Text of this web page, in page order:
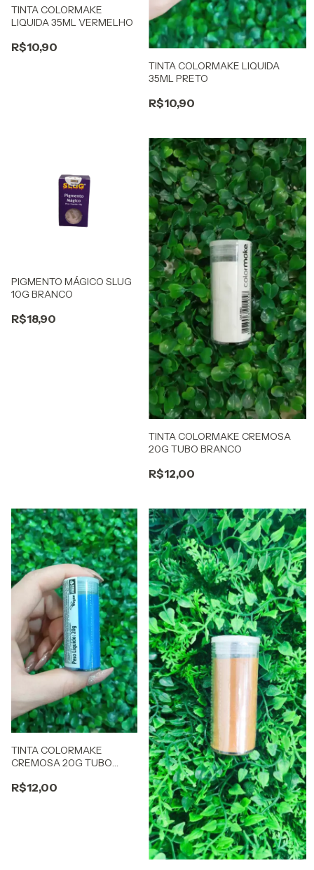
TINTA COLORMAKE
LIQUIDA 35ML VERMELHO
R$10,90
TINTA COLORMAKE LIQUIDA
35ML PRETO
R$10,90
PIGMENTO MÁGICO SLUG
10G BRANCO
R$18,90
TINTA COLORMAKE CREMOSA
20G TUBO BRANCO
R$12,00
TINTA COLORMAKE
CREMOSA 20G TUBO
R$12,00